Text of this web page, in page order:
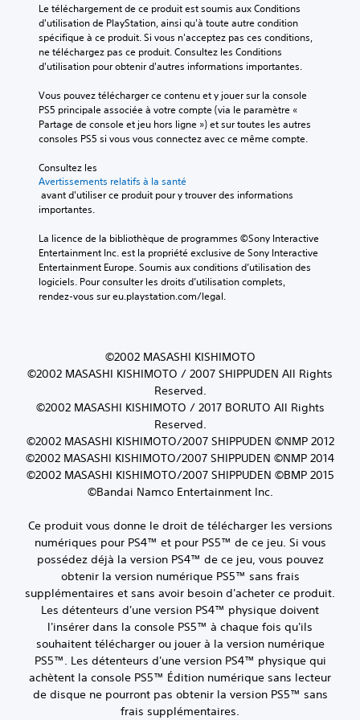
Le téléchargement de ce produit est soumis aux Conditions
d'utilisation de PlayStation, ainsi qu'à toute autre condition
spécifique à ce produit. Si vous n'acceptez pas ces conditions,
ne téléchargez pas ce produit. Consultez les Conditions
d'utilisation pour obtenir d'autres informations importantes.
Vous pouvez télécharger ce contenu et y jouer sur la console
PS5 principale associée à votre compte (via le paramètre «
Partage de console et jeu hors ligne ») et sur toutes les autres
consoles PS5 si vous vous connectez avec ce même compte.
Consultez les
Avertissements relatifs à la santé
importantes.
La licence de la bibliothèque de programmes ©Sony Interactive
Entertainment Inc. est la propriété exclusive de Sony Interactive
Entertainment Europe. Soumis aux conditions d’utilisation des
logiciels. Pour consulter les droits d’utilisation complets,
rendez-vous sur eu.playstation.com/legal.
©2002 MASASHI KISHIMOTO
©2002 MASASHI KISHIMOTO / 2007 SHIPPUDEN All Rights
Reserved.
©2002 MASASHI KISHIMOTO / 2017 BORUTO All Rights
Reserved.
©2002 MASASHI KISHIMOTO/2007 SHIPPUDEN ©NMP 2012
©2002 MASASHI KISHIMOTO/2007 SHIPPUDEN ©NMP 2014
©2002 MASASHI KISHIMOTO/2007 SHIPPUDEN ©BMP 2015
©Bandai Namco Entertainment Inc.
Ce produit vous donne le droit de télécharger les versions
numériques pour PS4™ et pour PS5™ de ce jeu. Si vous
possédez déjà la version PS4™ de ce jeu, vous pouvez
obtenir la version numérique PS5™ sans frais
supplémentaires et sans avoir besoin d'acheter ce produit.
Les détenteurs d'une version PS4™ physique doivent
l'insérer dans la console PS5™ à chaque fois qu'ils
souhaitent télécharger ou jouer à la version numérique
PS5™. Les détenteurs d'une version PS4™ physique qui
achètent la console PS5™ Édition numérique sans lecteur
de disque ne pourront pas obtenir la version PS5™ sans
frais supplémentaires.